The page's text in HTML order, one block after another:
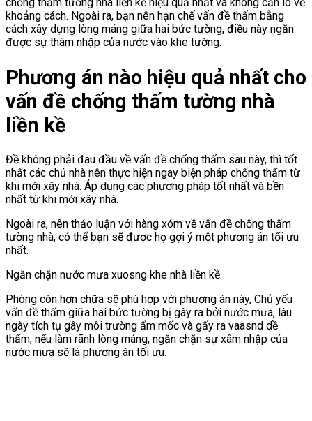
khoảng cách. Ngoài ra, bạn nên hạn chế vấn đề thấm bằng
cách xây dựng lòng máng giữa hai bức tường, điều này ngăn
được sự thâm nhập của nước vào khe tường.
Phương án nào hiệu quả nhất cho
vấn đề chống thấm tường nhà
liền kề
Đề không phải đau đầu về vấn đề chống thấm sau này, thì tốt
nhất các chủ nhà nên thực hiện ngay biện pháp chống thấm từ
khi mới xây nhà. Áp dụng các phương pháp tốt nhất và bền
nhất từ khi mới xây nhà.
Ngoài ra, nên thảo luận với hàng xóm về vấn đề chống thấm
tường nhà, có thể bạn sẽ được họ gợi ý một phương án tối ưu
nhất.
Ngăn chặn nước mưa xuosng khe nhà liền kề.
Phòng còn hơn chữa sẽ phù hợp với phương án này, Chủ yếu
vấn đề thấm giữa hai bức tường bị gây ra bởi nước mưa, lâu
ngày tích tụ gây môi trường ẩm mốc và gấy ra vaasnd dề
thấm, nếu làm rãnh lòng máng, ngăn chặn sự xâm nhập của
nước mưa sẽ là phương án tối ưu.